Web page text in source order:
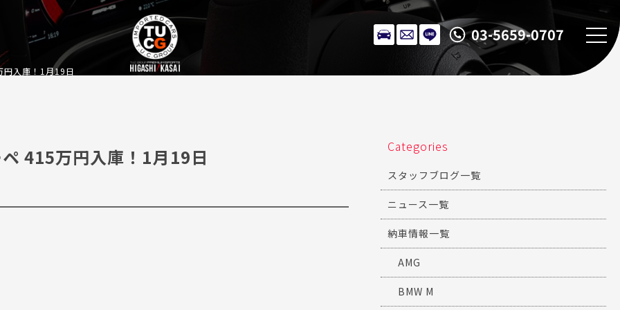
03-5659-0707
入庫！1月19日
415万円入庫！1月19日 Categories
スタッフブログ一覧
ニュース一覧
納車情報一覧
AMG
BMW M